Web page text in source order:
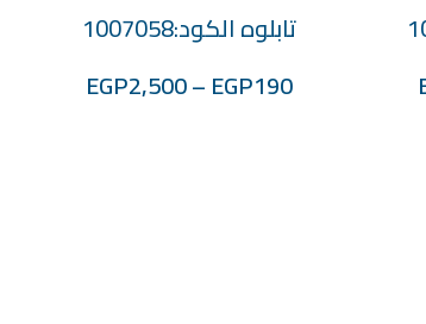
تحديد أحد الخيارات
تابلوه الكود:1007058
EGP190
–
EGP2,500